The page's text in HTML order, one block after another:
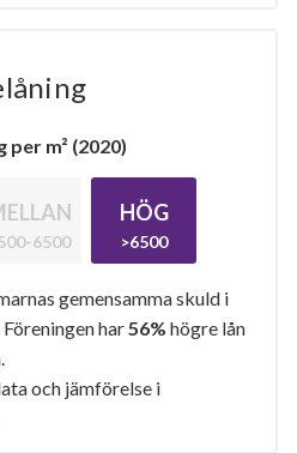
per m² (2020)
6500
HÖG
>6500
gemensamma skuld i
har56% högre lån
och jämförelse i